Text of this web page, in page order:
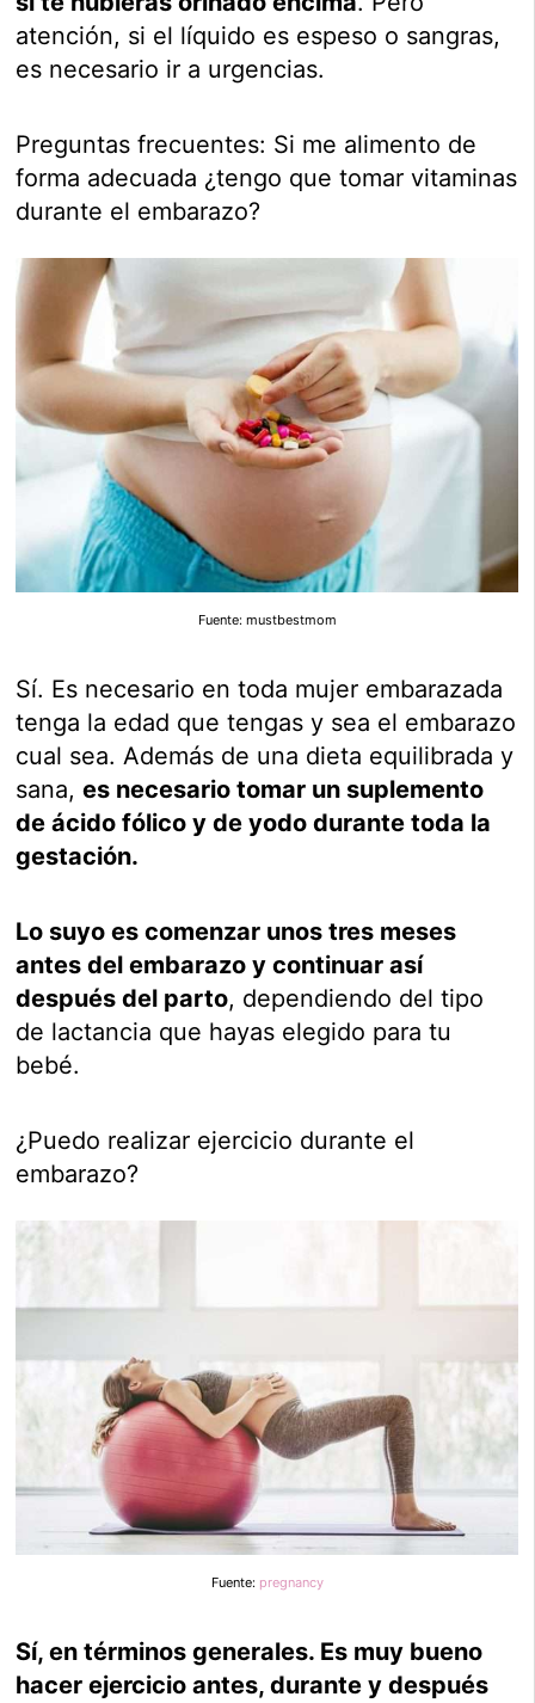
atención, si el líquido es espeso o sangras,
es necesario ir a urgencias.
Preguntas frecuentes: Si me alimento de
forma adecuada ¿tengo que tomar vitaminas
durante el embarazo?
Fuente: mustbestmom
Sí. Es necesario en toda mujer embarazada
tenga la edad que tengas y sea el embarazo
cual sea. Además de una dieta equilibrada y
sana,es necesario tomar un suplemento
de ácido fólico y de yodo durante toda la
gestación.
Lo suyo es comenzar unos tres meses
antes del embarazo y continuar así
después del parto, dependiendo del tipo
de lactancia que hayas elegido para tu
bebé.
¿Puedo realizar ejercicio durante el
embarazo?
Fuente: pregnancy
Sí, en términos generales. Es muy bueno
hacer ejercicio antes, durante y después